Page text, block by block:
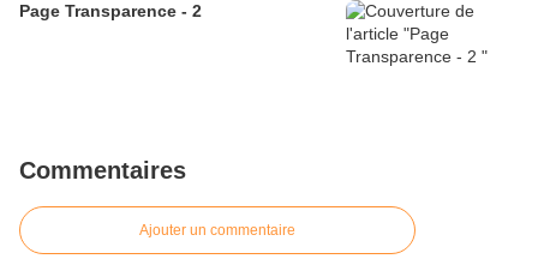
Page Transparence - 2
Commentaires
Ajouter un commentaire